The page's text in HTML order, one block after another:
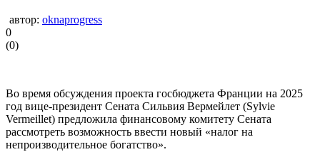
автор: oknaprogress
0
(0)
Во время обсуждения проекта госбюджета Франции на 2025
год вице-президент Сената Сильвия Вермейлет (Sylvie
Vermeillet) предложила финансовому комитету Сената
рассмотреть возможность ввести новый «налог на
непроизводительное богатство».